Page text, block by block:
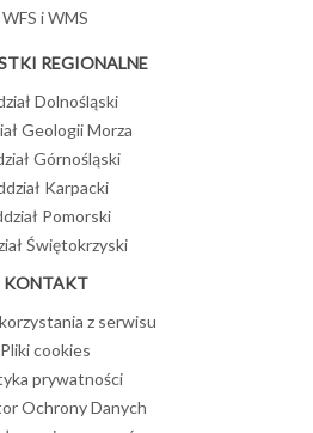
WFS i WMS
REGIONALNE
Dolnośląski
Geologii Morza
Górnośląski
Karpacki
Pomorski
Świętokrzyski
KONTAKT
z serwisu
Pliki cookies
prywatności
Ochrony Danych